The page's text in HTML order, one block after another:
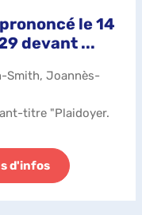
le 14
devant ...
Smith, Joannès-
titre "Plaidoyer.
d'infos